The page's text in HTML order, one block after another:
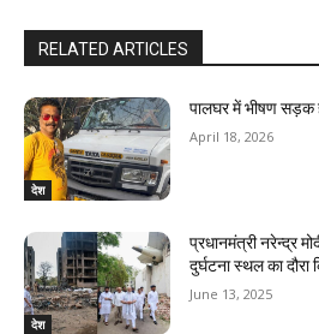
RELATED ARTICLES
देश
पालघर में भीषण सड़क
April 18, 2026
देश
प्रधानमंत्री नरेन्द्र
दुर्घटना स्थल का दौरा
June 13, 2025